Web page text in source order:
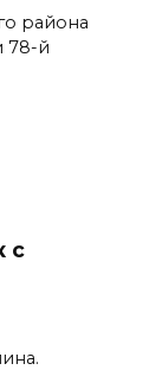
района
78-й
с